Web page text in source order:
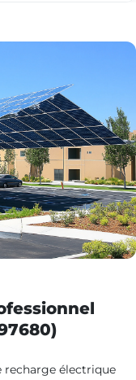
recharge électrique